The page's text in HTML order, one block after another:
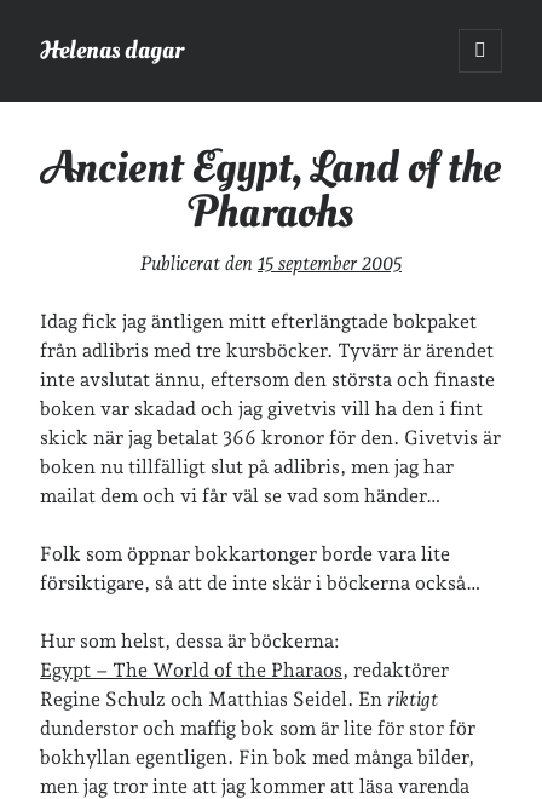
Helenas dagar
öppna
primär
Sidopanel
Hej!
Jag heter Helena och är mamma till Ava och Sander, fru till Jonas
och frontendutvecklare på Tieto. Jag tycker om läsande, skrivande,
geocaching, löpning och att dricka te.
Mer om mig här.
Sista semesterveckan
Från Hälleforsnäs till Katrineholm på Sörmlandsleden
Nu är jag 46 år
Två veckor på Öland
Jonas 47 år!
Ancient Egypt, Land of the
Pharaohs
Publicerat den 15 september 2005
Idag fick jag äntligen mitt efterlängtade bokpaket
från adlibris med tre kursböcker. Tyvärr är ärendet
inte avslutat ännu, eftersom den största och finaste
boken var skadad och jag givetvis vill ha den i fint
skick när jag betalat 366 kronor för den. Givetvis är
boken nu tillfälligt slut på adlibris, men jag har
mailat dem och vi får väl se vad som händer…
Folk som öppnar bokkartonger borde vara lite
försiktigare, så att de inte skär i böckerna också…
Hur som helst, dessa är böckerna:
Egypt – The World of the Pharaos, redaktörer
Regine Schulz och Matthias Seidel. Enriktigt
dunderstor och maffig bok som är lite för stor för
bokhyllan egentligen. Fin bok med många bilder,
men jag tror inte att jag kommer att läsa varenda